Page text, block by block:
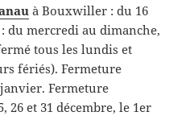
à Bouxwiller : du 16
du mercredi au dimanche,
tous les lundis et
fériés). Fermeture
Fermeture
26 et 31 décembre, le 1er